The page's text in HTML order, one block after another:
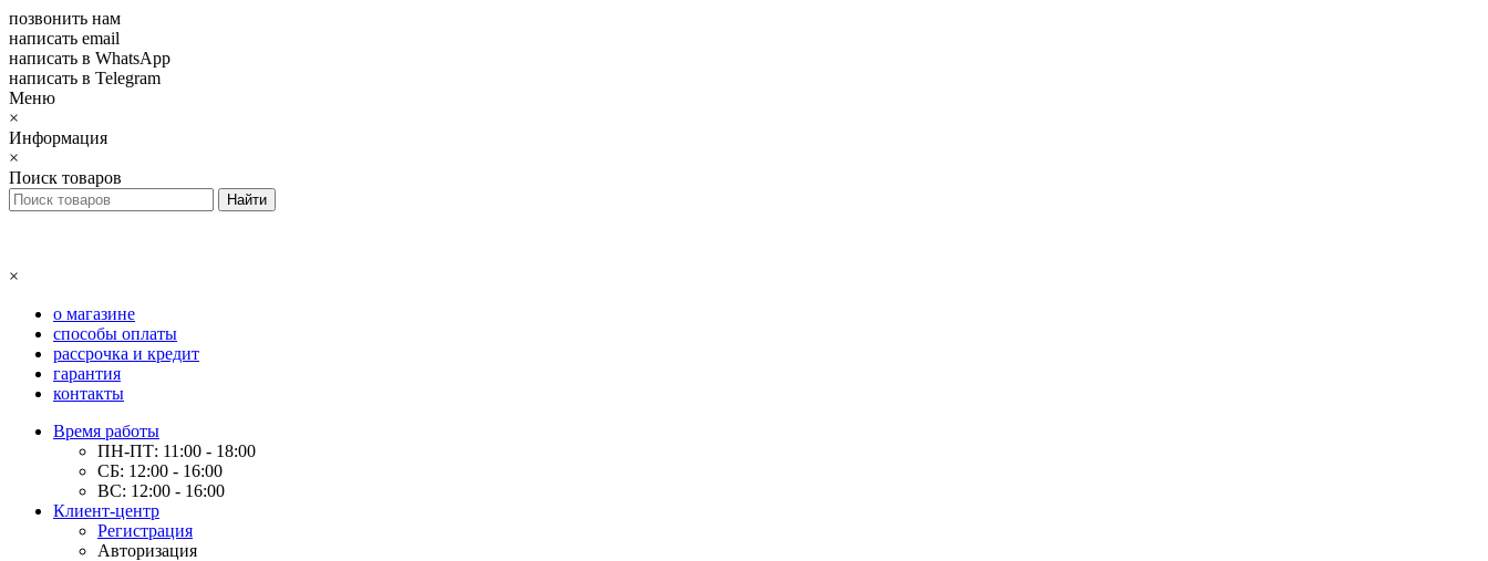
позвонить нам
написать email
написать в WhatsApp
написать в Telegram
Меню
×
Информация
×
Поиск товаров
×
о магазине
способы оплаты
рассрочка и кредит
гарантия
контакты
Время работы
ПН-ПТ: 11:00 - 18:00
СБ: 12:00 - 16:00
ВС: 12:00 - 16:00
Клиент-центр
Регистрация
Авторизация